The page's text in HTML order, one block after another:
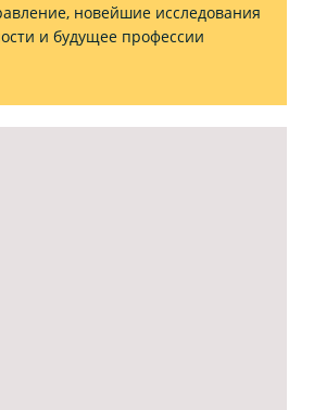
новейшие исследования
и будущее профессии